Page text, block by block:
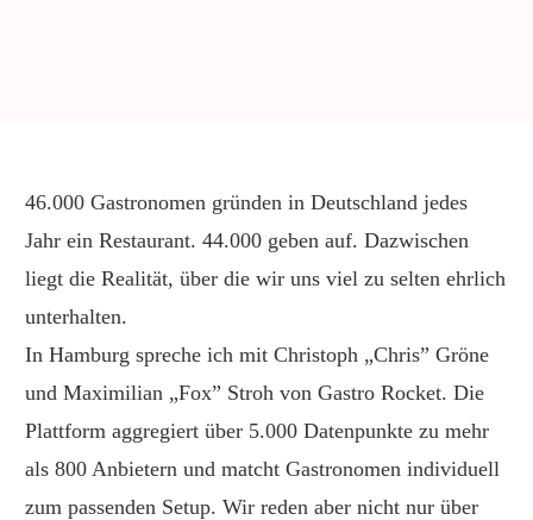
46.000 Gastronomen gründen in Deutschland jedes
Jahr ein Restaurant. 44.000 geben auf. Dazwischen
liegt die Realität, über die wir uns viel zu selten ehrlich
unterhalten.
In Hamburg spreche ich mit Christoph „Chris” Gröne
und Maximilian „Fox” Stroh von Gastro Rocket. Die
Plattform aggregiert über 5.000 Datenpunkte zu mehr
als 800 Anbietern und matcht Gastronomen individuell
zum passenden Setup. Wir reden aber nicht nur über